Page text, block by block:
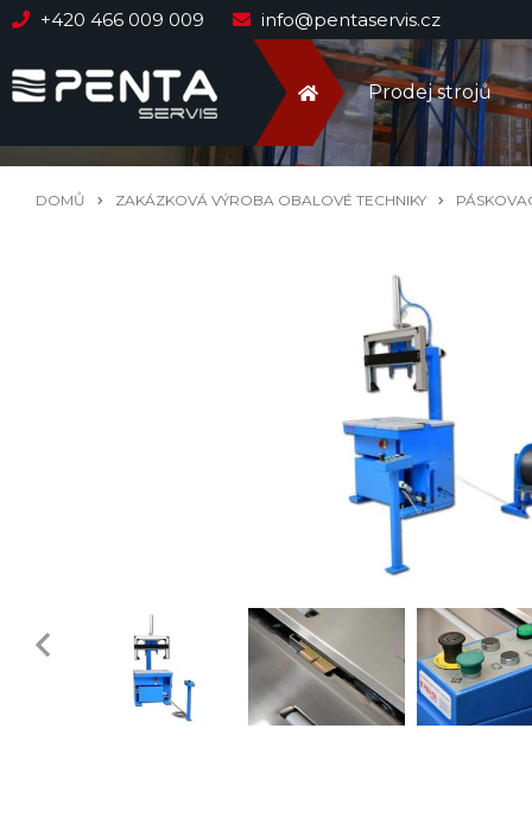
+420 466 009 009 info@pentaservis.cz
Prodej strojů
DOMŮ ZAKÁZKOVÁ VÝROBA OBALOVÉ TECHNIKY